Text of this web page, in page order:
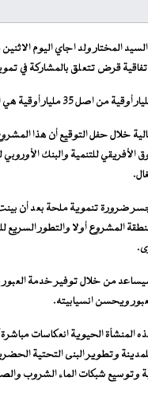
المختار ولد اجاي اليوم
قرض تتعلق بالمشاركة في
خلال حفل التوقيع أن هذا
للتنمية والبنك الأوروبي
ضرورة تنموية ملحة بعد أن
المشروع أولا والتطور السريع
ويحسن انسيابيته.
المنشأة الحيوية انعكاسات
وتطوير البنى التحتية
وتوسيع شبكات الماء الشروب